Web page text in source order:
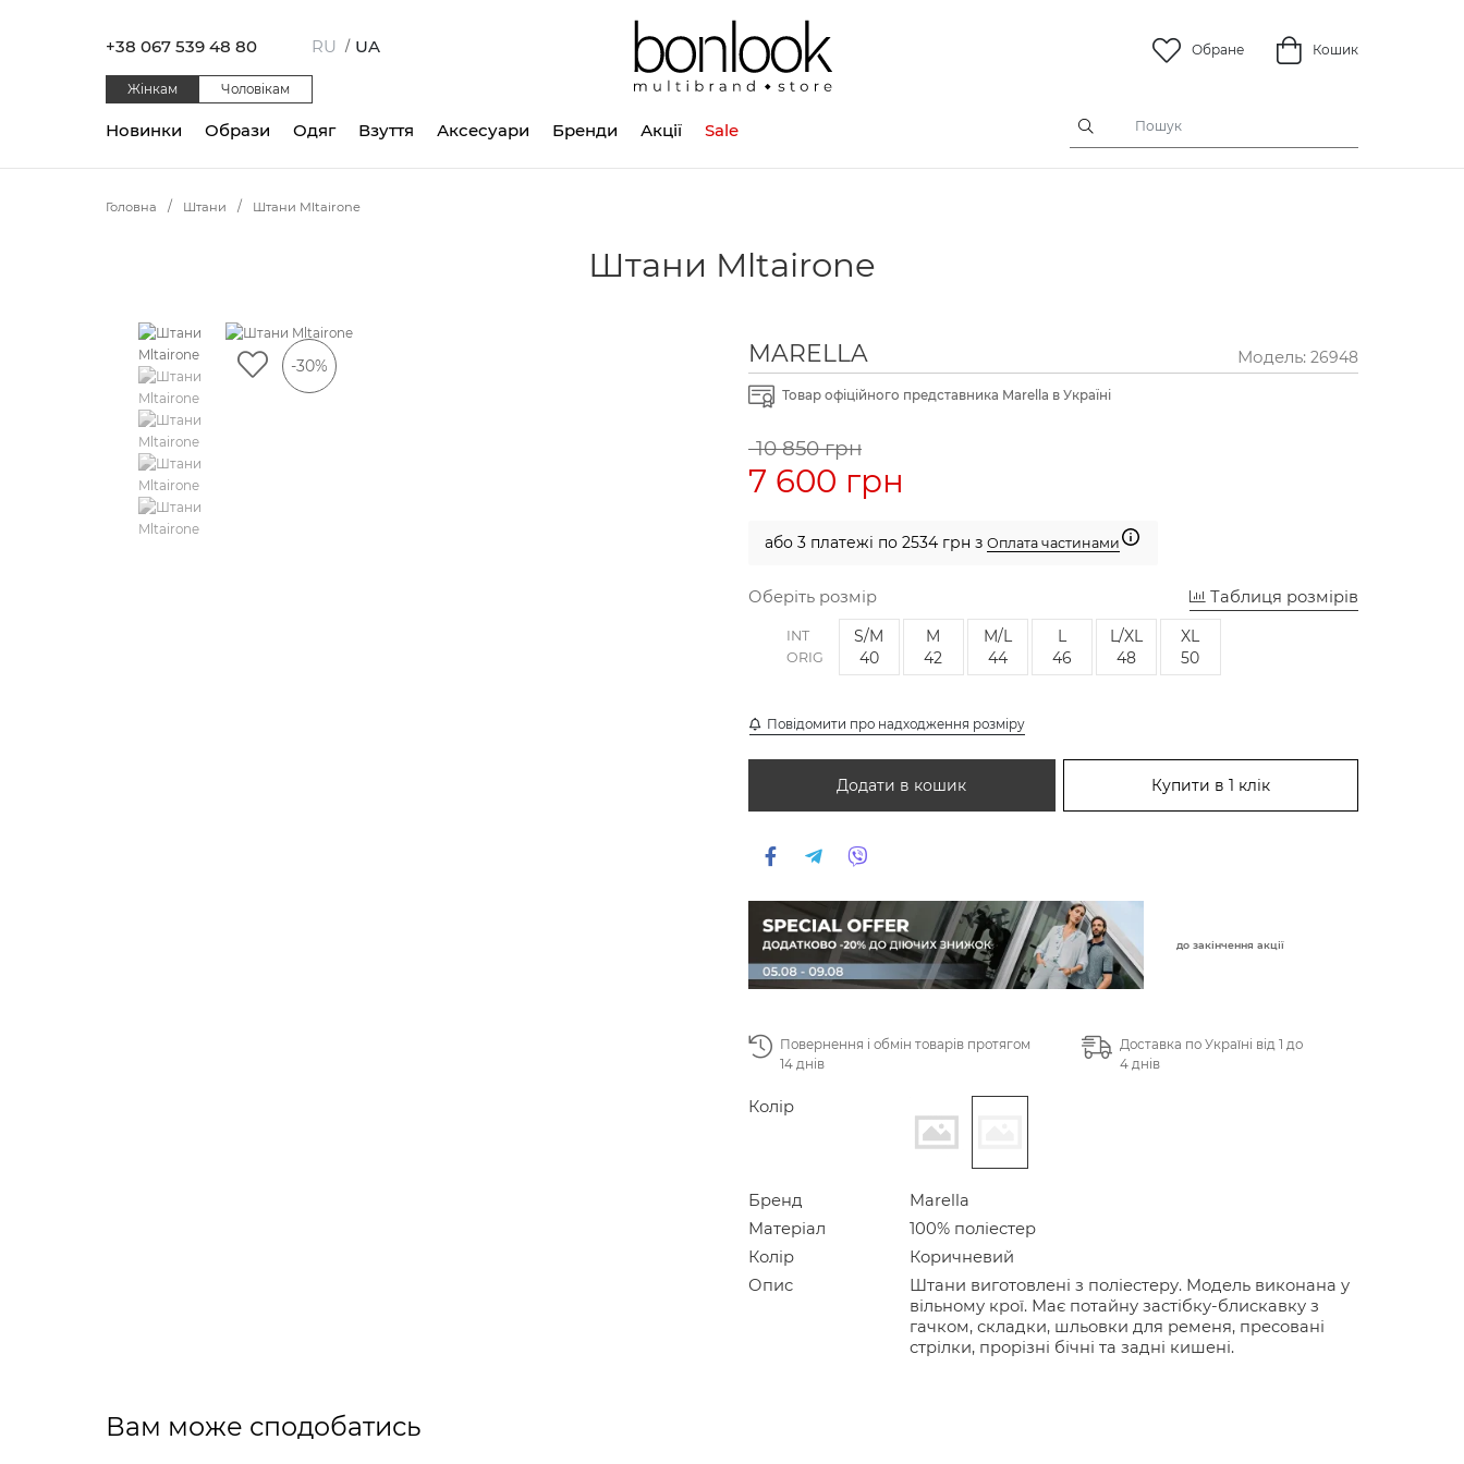
+38 067 539 48 80 RU / UA Обране Кошик
Жінкам Чоловікам
Одяг Взуття Аксесуари
Новинки Образи Бренди Акції Sale
Головна Штани Штани Mltairone
Штани Mltairone
-30% MARELLA Модель: 26948
Товар офіційного представника Marella в Україні
10 850 грн
7 600 грн
або 3 платежі по 2534 грн з Оплата частинами
Оберіть розмір Таблиця розмірів
INT
ORIG
S/M
40
M
42
M/L
44
L
46
L/XL
48
XL
50
Повідомити про надходження розміру
Додати в кошик Купити в 1 клік
до закінчення акції
Повернення і обмін товарів протягом
14 днів
Доставка по Україні від 1 до
4 днів
Колір
Бренд
Marella
Матеріал
100% поліестер
Колір
Коричневий
Опис
Штани виготовлені з поліестеру. Модель виконана у
вільному крої. Має потайну застібку-блискавку з
гачком, складки, шльовки для ременя, пресовані
стрілки, прорізні бічні та задні кишені.
Вам може сподобатись